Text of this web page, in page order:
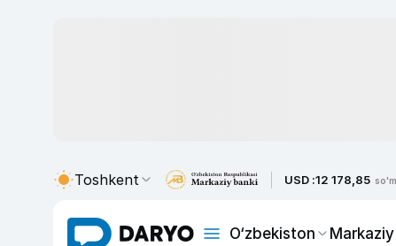
Toshkent USD :12 178,85 so'm
O‘zbekiston